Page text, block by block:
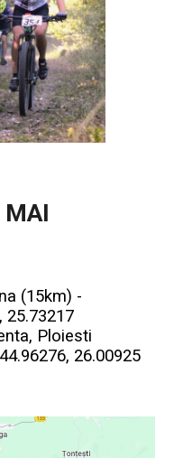
MAI
(15km) -
25.73217
Ploiesti
26.00925